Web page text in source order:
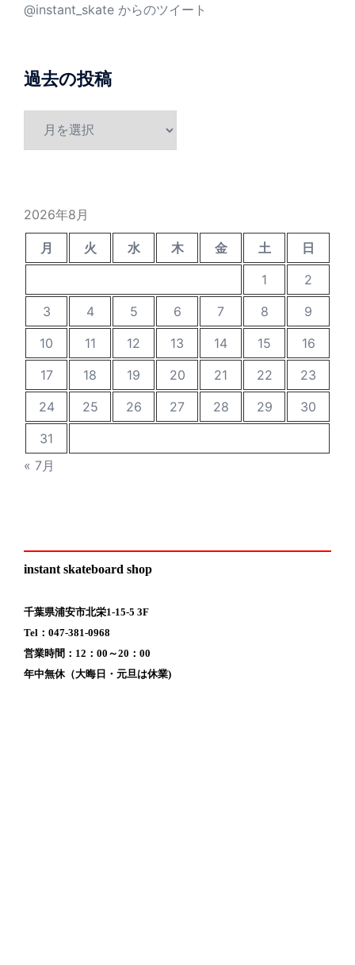
@instant_skate からのツイート
過去の投稿
2026年8月
月 火 水 木 金 土
日
1
2
3
4 5 6 7 8
9
10
11 12 13 14 15
16
17
18 19 20 21 22
23
24
25 26 27 28 29
30
31
« 7月
instant skateboard shop
千葉県浦安市北栄1-15-5 3F
Tel：047-381-0968
営業時間：12：00～20：00
年中無休（大晦日・元旦は休業)